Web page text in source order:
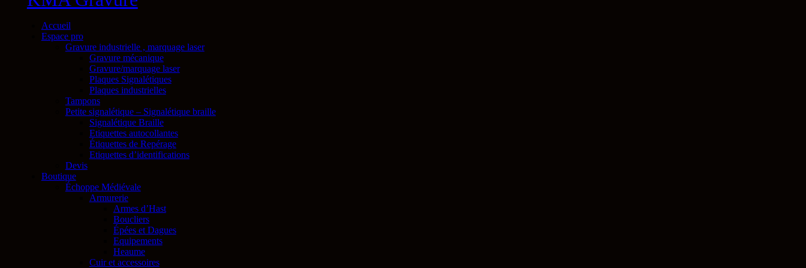
Accueil
Espace pro
Gravure industrielle , marquage laser
Gravure mécanique
Gravure/marquage laser
Plaques Signalétiques
Plaques industrielles
Tampons
Petite signalétique – Signalétique braille
Signalétique Braille
Etiquettes autocollantes
Étiquettes de Repérage
Etiquettes d’identifications
Devis
Boutique
Échoppe Médiévale
Armurerie
Armes d’Hast
Boucliers
Épées et Dagues
Equipements
Heaume
Cuir et accessoires